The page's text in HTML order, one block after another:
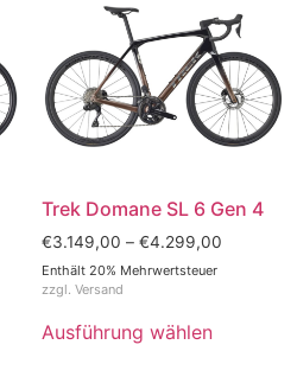
Trek Domane SL 6 Gen 4
€3.149,00 – €4.299,00
Enthält 20% Mehrwertsteuer
zzgl. Versand
Ausführung wählen